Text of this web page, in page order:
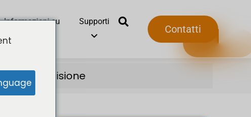
Informazioni su Supporti
Contatti
alta precisione